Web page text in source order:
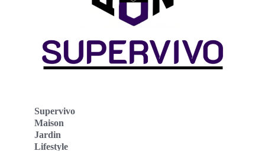
Supervivo
Maison
Jardin
Lifestyle